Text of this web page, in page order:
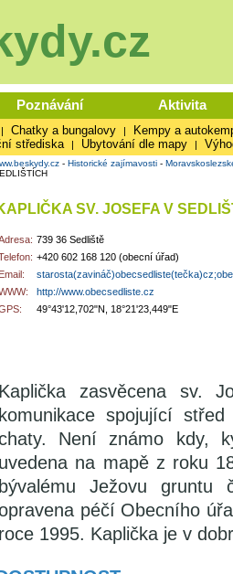
Poznávání Aktivita
| Chatky a bungalovy | Kempy a
střediska | Ubytování dle mapy |
- Historické zajímavosti -
SV. JOSEFA V
739 36 Sedliště
+420 602 168 120 (obecní úřad)
Email:
http://www.obecsedliste.cz
49°43'12,702"N, 18°21'23,449"E
Kaplička zasvěcena sv.
komunikace spojující
Není známo kdy,
uvedena na mapě z roku
bývalému Ježovu
péčí Obecního
roce 1995. Kaplička je v